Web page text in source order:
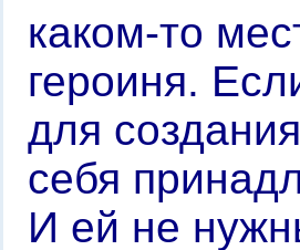
каком-то
героиня.
для
себя
И ей не